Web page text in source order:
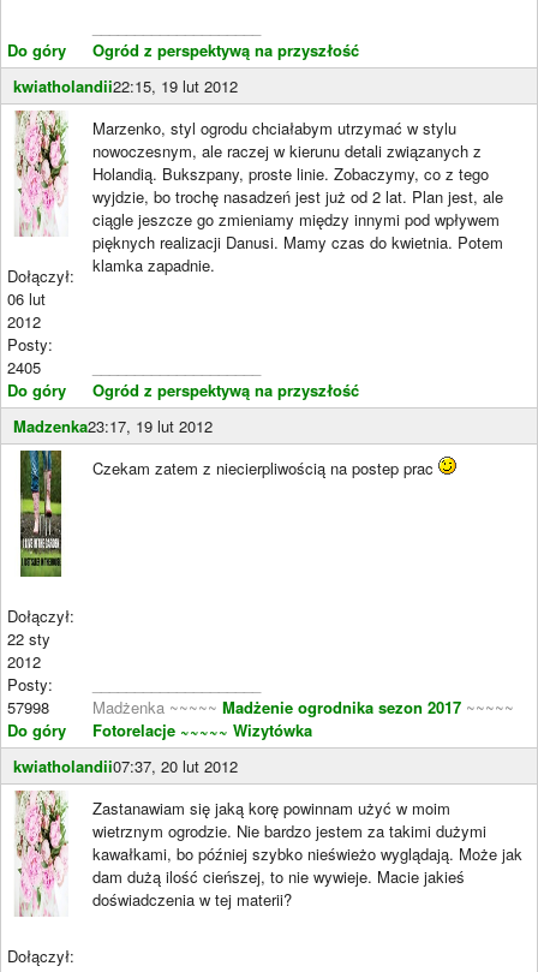
Do góry
Ogród z perspektywą na przyszłość
kwiatholandii22:15, 19 lut 2012
Dołączył:
06 lut
2012
Posty:
2405
Do góry
Marzenko, styl ogrodu chciałabym utrzymać w stylu
nowoczesnym, ale raczej w kierunu detali związanych z
Holandią. Bukszpany, proste linie. Zobaczymy, co z tego
wyjdzie, bo trochę nasadzeń jest już od 2 lat. Plan jest, ale
ciągle jeszcze go zmieniamy między innymi pod wpływem
pięknych realizacji Danusi. Mamy czas do kwietnia. Potem
klamka zapadnie.
Ogród z perspektywą na przyszłość
Madzenka23:17, 19 lut 2012
Dołączył:
22 sty
2012
Posty:
57998
Do góry
Czekam zatem z niecierpliwością na postep prac
Madżenka ~~~~~ Madżenie ogrodnika sezon 2017 ~~~~~
Fotorelacje ~~~~~ Wizytówka
kwiatholandii07:37, 20 lut 2012
Dołączył:
Zastanawiam się jaką korę powinnam użyć w moim
wietrznym ogrodzie. Nie bardzo jestem za takimi dużymi
kawałkami, bo później szybko nieświeżo wyglądają. Może jak
dam dużą ilość cieńszej, to nie wywieje. Macie jakieś
doświadczenia w tej materii?